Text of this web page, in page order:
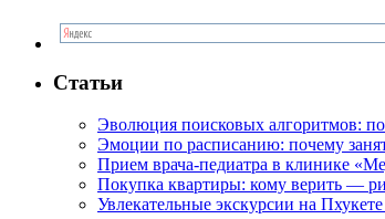
Статьи
Эволюция поисковых алгоритмов:
Эмоции по расписанию: почему
Прием врача-педиатра в клинике
Покупка квартиры: кому верить —
Увлекательные экскурсии на